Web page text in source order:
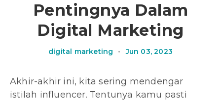
Pentingnya Dalam
Digital Marketing
digital marketing • Jun 03, 2023
Akhir-akhir ini, kita sering mendengar
istilah influencer. Tentunya kamu pasti